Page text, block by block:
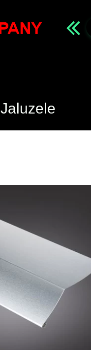
Jaluzele